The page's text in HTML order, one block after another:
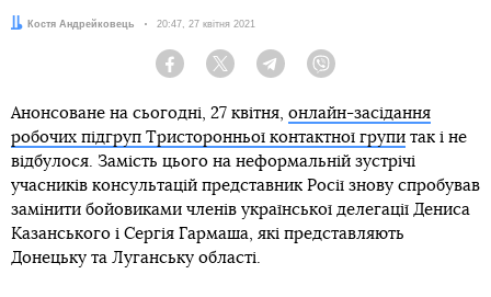
Автор:Костя Андрейковець Дата:
20:47, 27 квітня 2021
Facebook Twitter Telegram
Анонсоване на сьогодні, 27 квітня, онлайн-засідання
робочих підгруп Тристоронньої контактної групи так і не
відбулося. Замість цього на неформальній зустрічі
учасників консультацій представник Росії знову спробував
замінити бойовиками членів української делегації Дениса
Казанського і Сергія Гармаша, які представляють
Донецьку та Луганську області.